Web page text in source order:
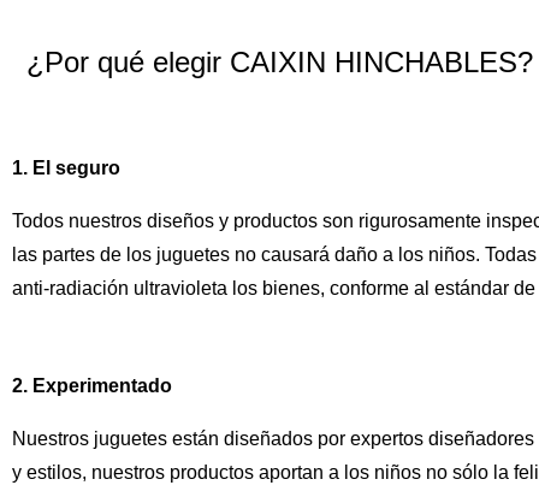
¿Por qué elegir CAIXIN HINCHABLES?
1. El seguro
Todos nuestros diseños y productos son rigurosamente
las partes de los juguetes no causará daño a los niños.
anti-radiación ultravioleta los bienes, conforme al estándar
2. Experimentado
Nuestros juguetes están diseñados por expertos
y estilos, nuestros productos aportan a los niños no sólo la